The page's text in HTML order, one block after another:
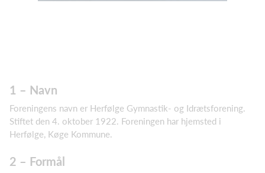
1 – Navn
Foreningens navn er Herfølge Gymnastik- og Idrætsforening.
Stiftet den 4. oktober 1922. Foreningen har hjemsted i
Herfølge, Køge Kommune.
2 – Formål